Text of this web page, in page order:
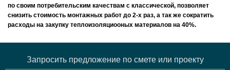
по своим потребительским качествам с классической, позволяет
снизить стоимость монтажных работ до 2-х раз, а так же сократить
расходы на закупку теплоизоляциооных материалов на 40%.
Запросить предложение по смете или проекту